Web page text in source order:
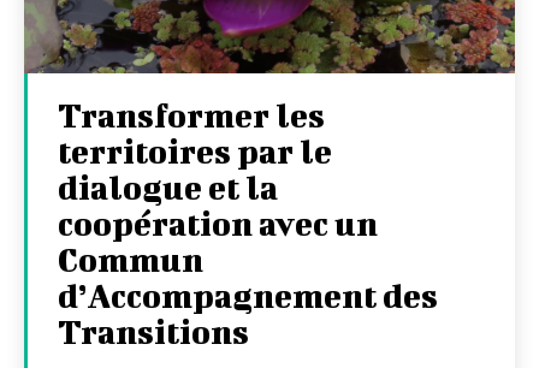
Transformer les
territoires par le
dialogue et la
coopération avec un
Commun
d’Accompagnement des
Transitions